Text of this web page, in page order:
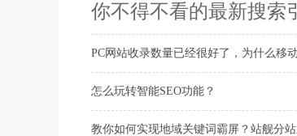
你不得不看的最新搜索
PC网站收录数量已经很好了，为什么移
怎么玩转智能SEO功能？
教你如何实现地域关键词霸屏？站舰分站